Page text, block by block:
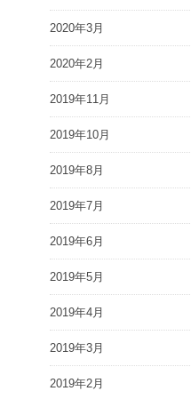
2020年3月
2020年2月
2019年11月
2019年10月
2019年8月
2019年7月
2019年6月
2019年5月
2019年4月
2019年3月
2019年2月